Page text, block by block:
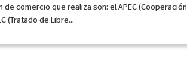
comercio que realiza son: el APEC (Cooperación
(Tratado de Libre...